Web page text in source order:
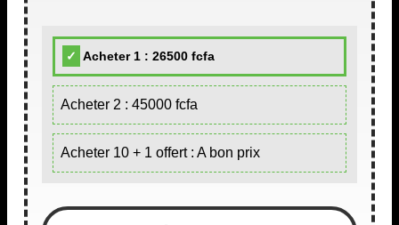
Acheter 1 : 26500 fcfa
Acheter 2 : 45000 fcfa
Acheter 10 + 1 offert : A bon prix